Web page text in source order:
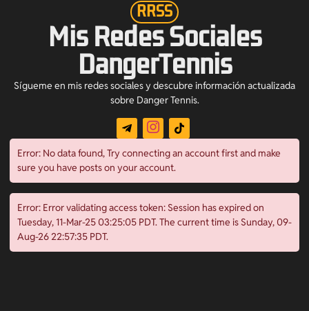
RRSS
Mis Redes Sociales
DangerTennis
Sígueme en mis redes sociales y descubre información actualizada
sobre Danger Tennis.
Error: No data found, Try connecting an account first and make
sure you have posts on your account.
Error: Error validating access token: Session has expired on
Tuesday, 11-Mar-25 03:25:05 PDT. The current time is Sunday, 09-
Aug-26 22:57:35 PDT.